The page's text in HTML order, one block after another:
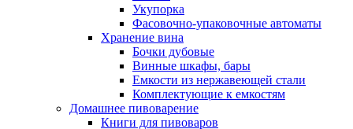
Укупорка
Фасовочно-упаковочные автоматы
Хранение вина
Бочки дубовые
Винные шкафы, бары
Емкости из нержавеющей стали
Комплектующие к емкостям
Домашнее пивоварение
Книги для пивоваров